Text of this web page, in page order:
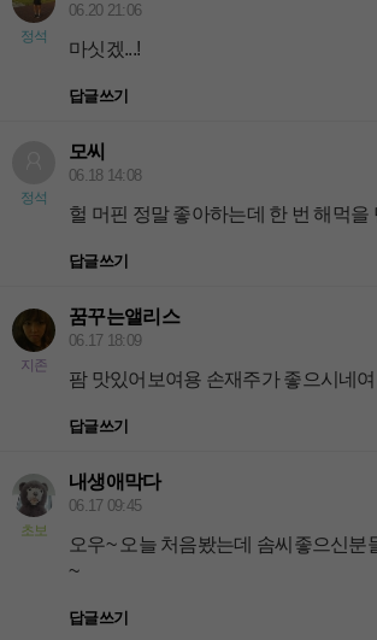
정석
06.20 21:06
마싯겠...!
답글쓰기
정석
모씨
06.18 14:08
헐 머핀 정말 좋아하는데 한 번 해먹을
답글쓰기
지존
꿈꾸는앨리스
06.17 18:09
팜 맛있어보여용 손재주가 좋으시네여
답글쓰기
초보
내생애막다
06.17 09:45
오우~ 오늘 처음봤는데 솜씨좋으신분
~
답글쓰기